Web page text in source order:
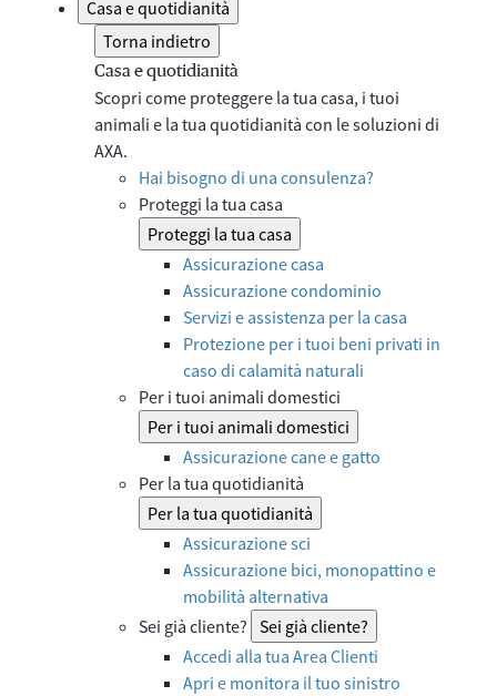
Casa e quotidianità
Torna indietro
Casa e quotidianità
Scopri come proteggere la tua casa, i tuoi
animali e la tua quotidianità con le soluzioni di
AXA.
Hai bisogno di una consulenza?
Proteggi la tua casa
Proteggi la tua casa
Assicurazione casa
Assicurazione condominio
Servizi e assistenza per la casa
Protezione per i tuoi beni privati in
caso di calamità naturali
Per i tuoi animali domestici
Per i tuoi animali domestici
Assicurazione cane e gatto
Per la tua quotidianità
Per la tua quotidianità
Assicurazione sci
Assicurazione bici, monopattino e
mobilità alternativa
Sei già cliente? Sei già cliente?
Accedi alla tua Area Clienti
Apri e monitora il tuo sinistro